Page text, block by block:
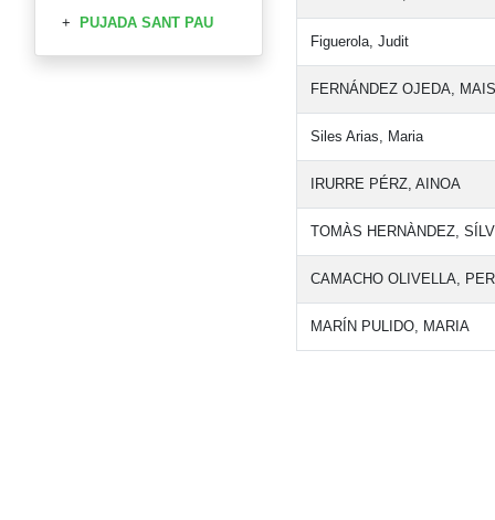
PUJADA SANT PAU
Figuerola, Judit
FERNÁNDEZ OJEDA,
Siles Arias, Maria
IRURRE PÉRZ, AINOA
TOMÀS HERNÀNDEZ,
CAMACHO OLIVELLA,
MARÍN PULIDO, MARIA